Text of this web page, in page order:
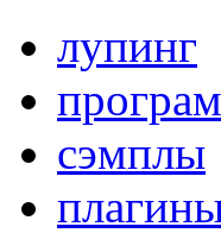
лупинг
сэмплы